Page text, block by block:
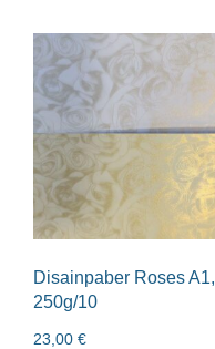
Disainpaber Roses A1,
250g/10
23,00 €